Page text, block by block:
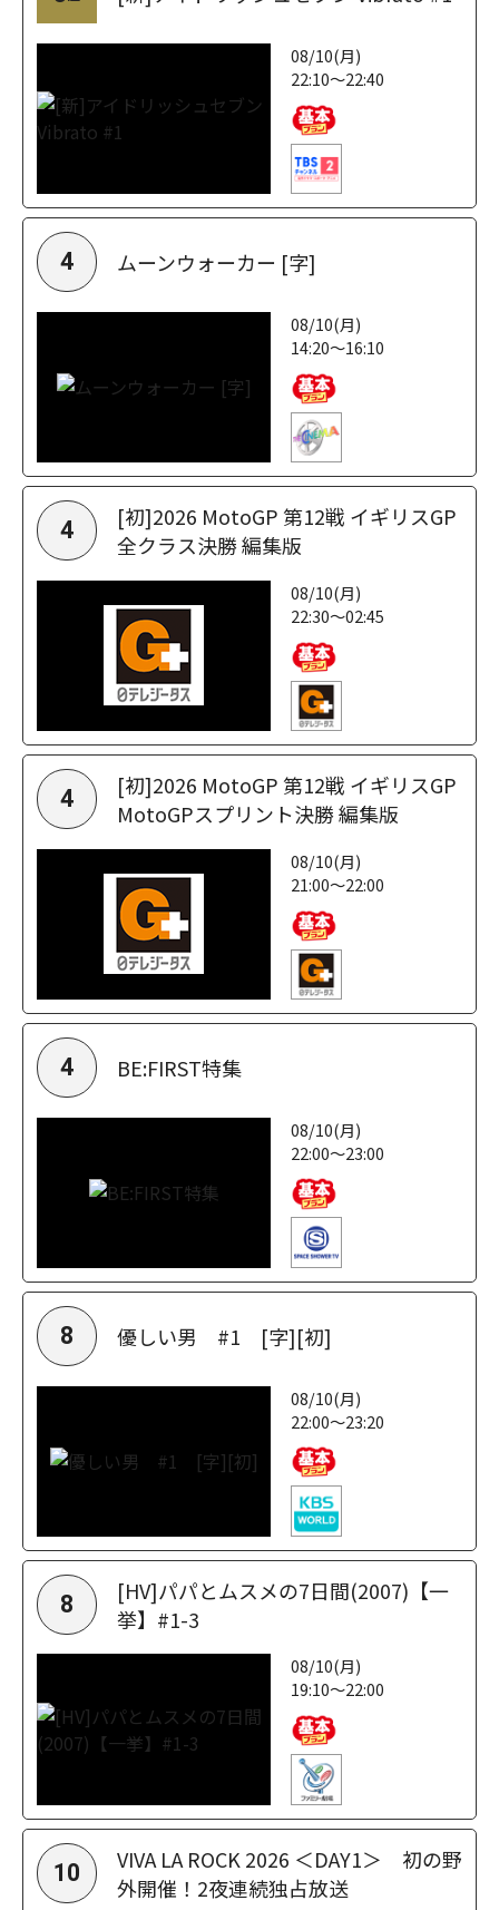
08/10(月)
22:10～22:40
4 ムーンウォーカー [字]
08/10(月)
14:20～16:10
4
[初]2026 MotoGP 第12戦 イギリスGP
全クラス決勝 編集版
08/10(月)
22:30～02:45
4
[初]2026 MotoGP 第12戦 イギリスGP
MotoGPスプリント決勝 編集版
08/10(月)
21:00～22:00
4 BE:FIRST特集
08/10(月)
22:00～23:00
8 優しい男 #1 [字][初]
08/10(月)
22:00～23:20
8
[HV]パパとムスメの7日間(2007)【一
挙】#1-3
08/10(月)
19:10～22:00
10
VIVA LA ROCK 2026 ＜DAY1＞ 初の野
外開催！2夜連続独占放送